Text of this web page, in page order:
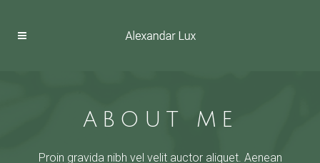
ABOUT ME
Proin gravida nibh vel velit auctor aliquet. Aenean